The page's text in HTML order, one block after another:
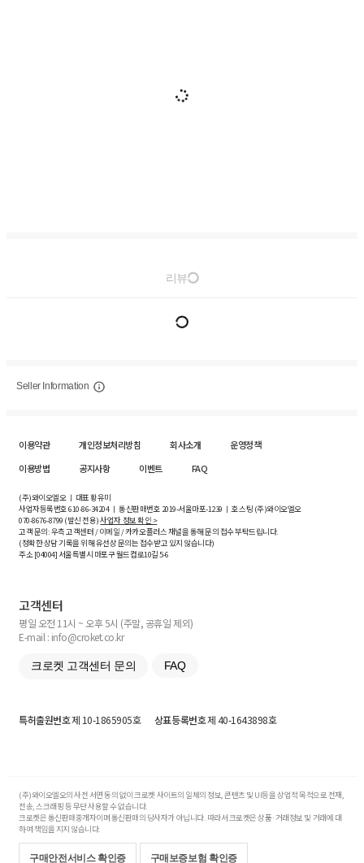
리뷰
Seller Information
이용약관 개인정보처리방침 회사소개
운영정책
이용방법
공지사항 이벤트 FAQ
(주)와이오엘오 ㅣ 대표 황유미
사업자등록번호610-86-34204ㅣ 통신판매번호 2019-서울마포-1239 ㅣ 호스팅 (주)와이오엘오
070-8676-8799 (발신 전용)사업자 정보 확인 >
고객 문의: 우측 고객센터 / 이메일 / 카카오플러스 채널을 통해 문의 접수 부탁드립니다.
(정확한 상담 기록을 위해 유선상 문의는 접수받고 있지 않습니다)
주소 [04004] 서울특별시 마포구 월드컵로10길5-6
고객센터
평일 오전 11시 ~ 오후 5시 (주말, 공휴일 제외)
E-mail : info@croket.co.kr
크로켓 고객센터 문의 FAQ
특허출원번호제 10-1865905호 상표등록번호제 40-1643898호
(주)와이오엘오의 사전 서면 동의 없이 크로켓 사이트의 일체의 정보, 콘텐츠 및 UI등을 상업적 목적으로 전재,
전송, 스크래핑 등 무단 사용할 수 없습니다.
크로켓은 통신판매중개자이며 통신판매의 당사자가 아닙니다. 따라서 크로켓은 상품·거래정보 및 거래에 대
하여 책임을 지지 않습니다.
구매안전서비스 확인증 구매보증보험 확인증